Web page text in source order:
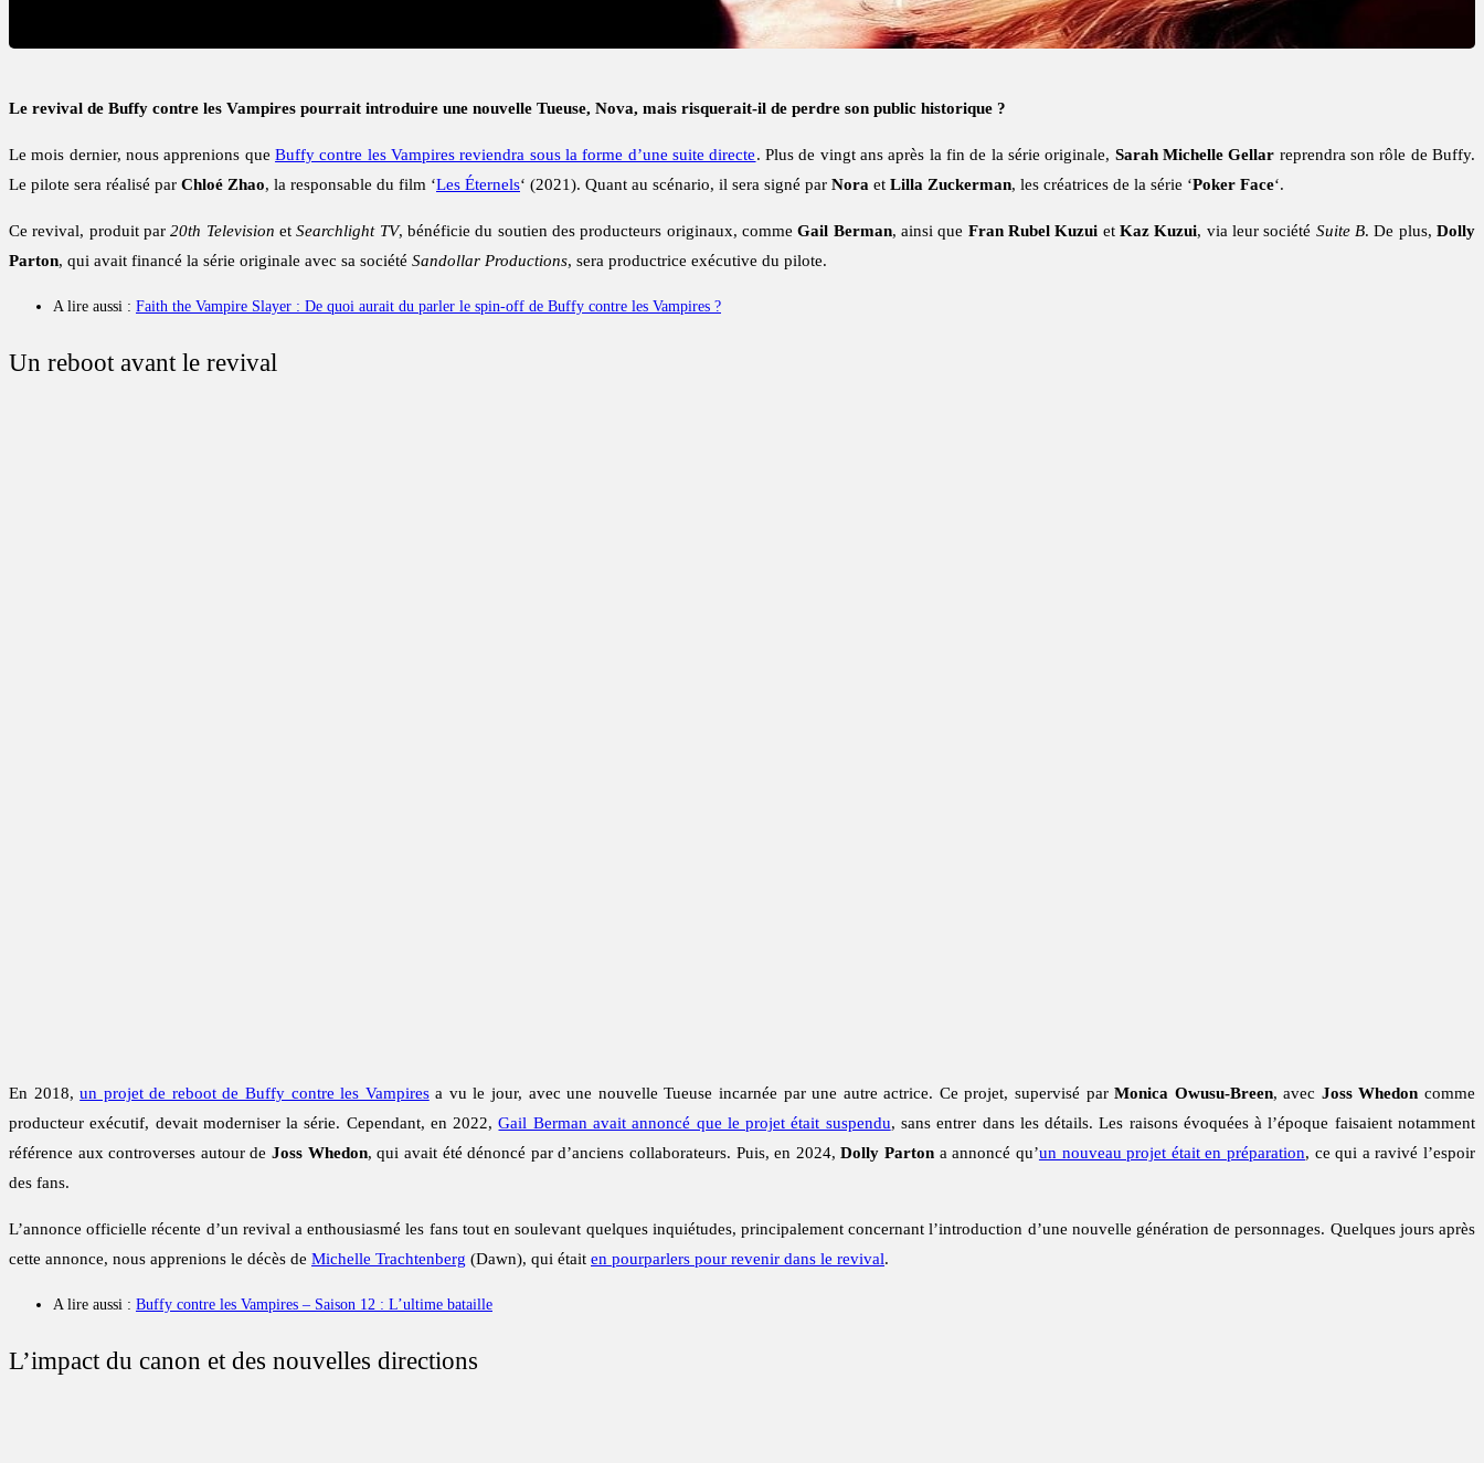
Le revival de Buffy contre les Vampires pourrait introduire une nouvelle Tueuse, Nova, mais risquerait-il de perdre son public historique ?
Le mois dernier, nous apprenions queBuffy contre les Vampires reviendra sous la forme d’une suite directe. Plus de vingt ans après la fin de la série originale, Sarah Michelle Gellar reprendra son rôle de Buffy.
Le pilote sera réalisé par Chloé Zhao, la responsable du film ‘Les Éternels‘ (2021). Quant au scénario, il sera signé par Nora et Lilla Zuckerman, les créatrices de la série ‘Poker Face‘.
Ce revival, produit par20th Television etSearchlight TV, bénéficie du soutien des producteurs originaux, commeGail Berman, ainsi que Fran Rubel Kuzui etKaz Kuzui, via leur société Suite B. De plus,Dolly
Parton, qui avait financé la série originale avec sa société Sandollar Productions, sera productrice exécutive du pilote.
A lire aussi : Faith the Vampire Slayer : De quoi aurait du parler le spin-off de Buffy contre les Vampires ?
Un reboot avant le revival
En 2018,un projet de reboot de Buffy contre les Vampiresa vu le jour, avec une nouvelle Tueuse incarnée par une autre actrice. Ce projet, supervisé parMonica Owusu-Breen, avec Joss Whedon comme
producteur exécutif, devait moderniser la série. Cependant, en 2022,Gail Berman avait annoncé que le projet était suspendu, sans entrer dans les détails. Les raisons évoquées à l’époque faisaient notamment
référence aux controverses autour deJoss Whedon, qui avait été dénoncé par d’anciens collaborateurs. Puis, en 2024,Dolly Parton a annoncé qu’un nouveau projet était en préparation, ce qui a ravivé l’espoir
des fans.
L’annonce officielle récente d’un revival a enthousiasmé les fans tout en soulevant quelques inquiétudes, principalement concernant l’introduction d’une nouvelle génération de personnages. Quelques jours après
cette annonce, nous apprenions le décès de Michelle Trachtenberg (Dawn), qui était en pourparlers pour revenir dans le revival.
A lire aussi : Buffy contre les Vampires – Saison 12 : L’ultime bataille
L’impact du canon et des nouvelles directions